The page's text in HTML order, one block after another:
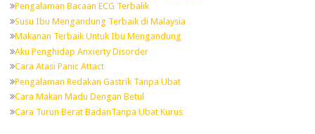
Pengalaman Bacaan ECG Terbalik
Susu Ibu Mengandung Terbaik di Malaysia
Makanan Terbaik Untuk Ibu Mengandung
Aku Penghidap Anxierty Disorder
Cara Atasi Panic Attact
Pengalaman Redakan Gastrik Tanpa Ubat
Cara Makan Madu Dengan Betul
Cara Turun Berat BadanTanpa Ubat Kurus